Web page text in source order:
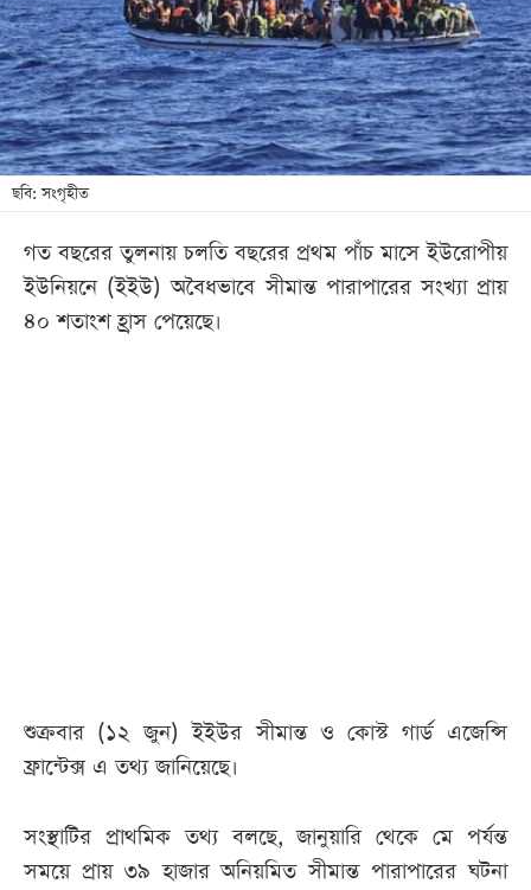
খেলা
বিনোদন
লাইফ
স্টাইল
শিক্ষা
সব
বিভাগ
পেপার
ছবি: সংগৃহীত
গত বছরের তুলনায় চলতি বছরের প্রথম পাঁচ মাসে ইউরোপীয়
ইউনিয়নে (ইইউ) অবৈধভাবে সীমান্ত পারাপারের সংখ্যা প্রায়
৪০ শতাংশ হ্রাস পেয়েছে।
শুক্রবার (১২ জুন) ইইউর সীমান্ত ও কোস্ট গার্ড এজেন্সি
ফ্রান্টেক্স এ তথ্য জানিয়েছে।
সংস্থাটির প্রাথমিক তথ্য বলছে, জানুয়ারি থেকে মে পর্যন্ত
সময়ে প্রায় ৩৯ হাজার অনিয়মিত সীমান্ত পারাপারের ঘটনা